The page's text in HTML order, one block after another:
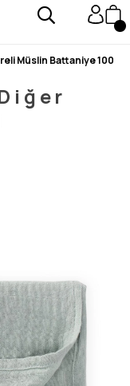
PUAN ALDI ⭐⭐⭐⭐⭐
ÜRÜN
Müslin Battaniye